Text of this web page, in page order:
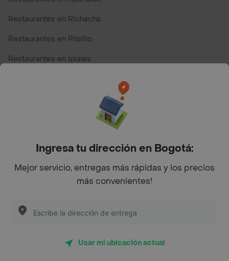
Restaurantes en Riohacha
Restaurantes en Pitalito
Restaurantes en Ipiales
Top Marcas y Cadenas de Restaurantes
Encuéntranos en estos países
App Store Google play
Restaurantes cerca de mi para pedir Comida a Domicilio -
Ingresa tu dirección en Bogotá:
Mejor servicio, entregas más rápidas y los precios
más convenientes!
Usar mi ubicación actual